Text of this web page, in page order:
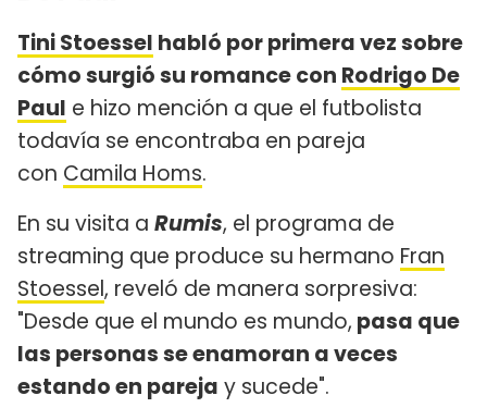
Tini Stoessel habló por primera vez sobre
cómo surgió su romance con Rodrigo De
Paul e hizo mención a que el futbolista
todavía se encontraba en pareja
con Camila Homs.
En su visita a Rumis, el programa de
streaming que produce su hermano Fran
Stoessel, reveló de manera sorpresiva:
"Desde que el mundo es mundo, pasa que
las personas se enamoran a veces
estando en pareja y sucede".